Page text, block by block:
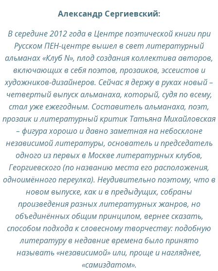
Александр Сергиевский:
В середине 2012 года в Центре поэтической книги при
Русском ПЕН-центре вышел в свет литературный
альманах «Клуб N», плод создания коллектива авторов,
включающих в себя поэтов, прозаиков, эссеистов и
художников-дизайнеров. Сейчас я держу в руках новый –
четвертый выпуск альманаха, который, судя по всему,
стал уже ежегодным. Составитель альманаха, поэт,
прозаик и литературный критик Татьяна Михайловская
– фигура хорошо и давно заметная на небосклоне
независимой литературы, основатель и председатель
одного из первых в Москве литературных клубов,
Георгиевского (по названию места его расположения,
одноимённого переулка). Неудивительно поэтому, что в
новом выпуске, как и в предыдущих, собраны
произведения разных литературных жанров, но
объединённых общим принципом, вернее сказать,
способом подхода к словесному творчеству: подобную
литературу в недавние времена было принято
называть «независимой» или, проще и нагляднее,
«самиздатом».